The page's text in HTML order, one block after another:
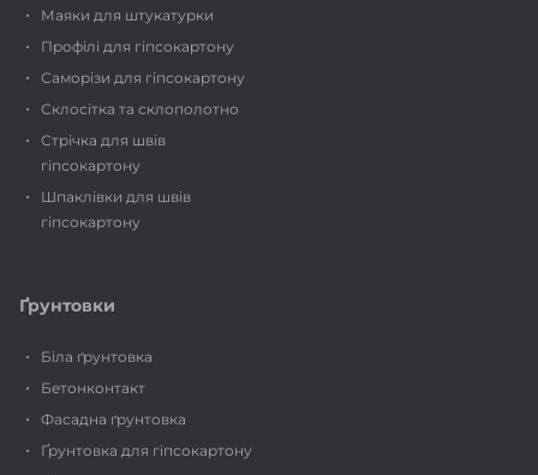
Маяки для штукатурки
Профілі для гіпсокартону
Саморізи для гіпсокартону
Склосітка та склополотно
Стрічка для швів
гіпсокартону
Шпаклівки для швів
гіпсокартону
Ґрунтовки
Біла ґрунтовка
Бетонконтакт
Фасадна ґрунтовка
Ґрунтовка для гіпсокартону